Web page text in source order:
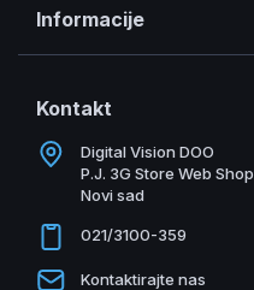
Informacije
Kontakt
Digital Vision DOO
P.J. 3G Store Web Shop
Novi sad
021/3100-359
Kontaktirajte nas